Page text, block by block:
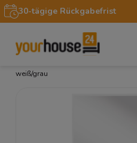
30-tägige Rückgabefrist
Startseite » Möbel
weiß/grau